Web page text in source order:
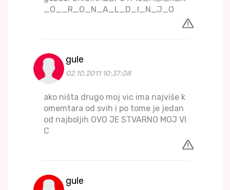
_O__R_O_N_A_L_D_I_N_J_O
gule
02.10.2011 10:37:08
ako ništa drugo moj vic ima najviše k
omemtara od svih i po tome je jedan
od najboljih OVO JE STVARNO MOJ VI
C
gule